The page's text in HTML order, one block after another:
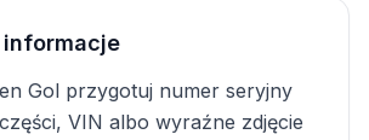
Gol przygotuj numer seryjny
VIN albo wyraźne zdjęcie